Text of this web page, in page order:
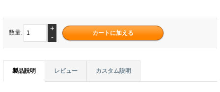
数量.
+
-
製品説明 レビュー カスタム説明